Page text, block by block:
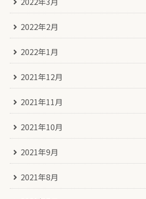
2022年2月
2022年1月
2021年12月
2021年11月
2021年10月
2021年9月
2021年8月